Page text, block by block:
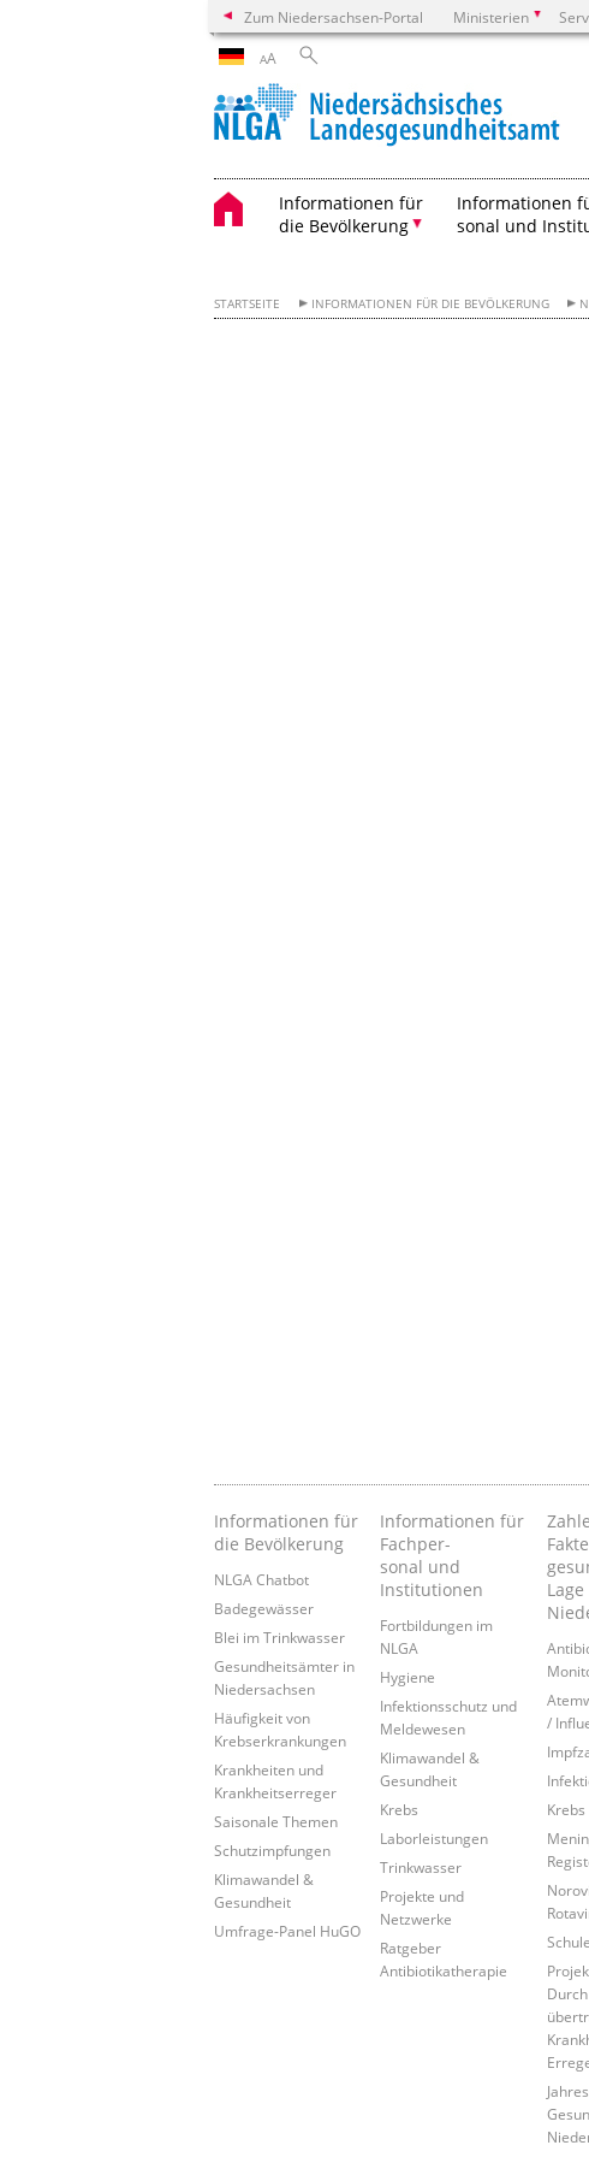
Zum Niedersachsen-Portal Ministerien
AA
Informationen für
die Bevölkerung
Informationen
sonal und
STARTSEITE INFORMATIONEN FÜR DIE BEVÖLKERUNG
Informationen für
die Bevölkerung
NLGA Chatbot
Badegewässer
Blei im Trinkwasser
Gesundheitsämter in
Niedersachsen
Häufigkeit von
Krebserkrankungen
Krankheiten und
Krankheitserreger
Saisonale Themen
Schutzimpfungen
Klimawandel &
Gesundheit
Umfrage-Panel HuGO
Informationen für
Fachper-
sonal und
Institutionen
Fortbildungen im
NLGA
Hygiene
Infektionsschutz und
Meldewesen
Klimawandel &
Gesundheit
Krebs
Laborleistungen
Trinkwasser
Projekte und
Netzwerke
Ratgeber
Antibiotikatherapie
/
Krebs